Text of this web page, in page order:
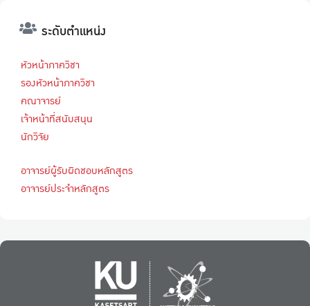
ระดับตำแหน่ง
หัวหน้าภาควิชา
รองหัวหน้าภาควิชา
คณาจารย์
เจ้าหน้าที่สนับสนุน
นักวิจัย
อาจารย์ผู้รับผิดชอบหลักสูตร
อาจารย์ประจำหลักสูตร